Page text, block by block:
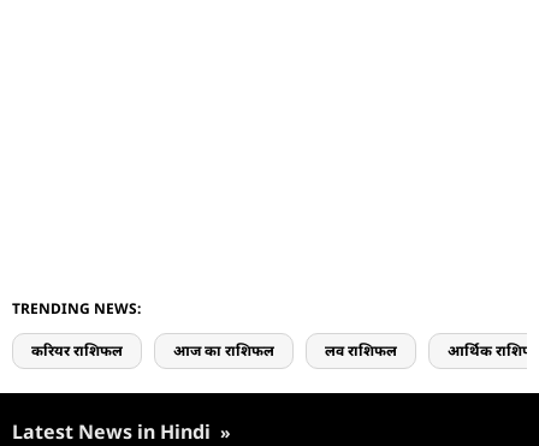
TRENDING NEWS:
करियर राशिफल आज का राशिफल लव राशिफल आर्थिक
Latest News in Hindi »